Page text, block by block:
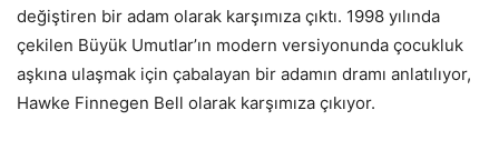
değiştiren bir adam olarak karşımıza çıktı. 1998 yılında
çekilen Büyük Umutlar’ın modern versiyonunda çocukluk
aşkına ulaşmak için çabalayan bir adamın dramı anlatılıyor,
Hawke Finnegen Bell olarak karşımıza çıkıyor.